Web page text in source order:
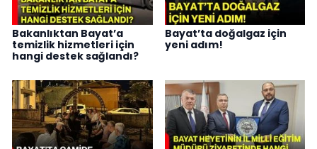
Bakanlıktan Bayat’a
temizlik hizmetleri için
hangi destek sağlandı?
Bayat’ta doğalgaz için
yeni adım!